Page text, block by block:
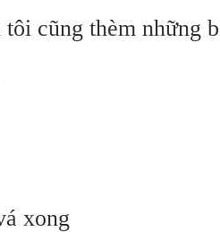
cũng thèm những
xong